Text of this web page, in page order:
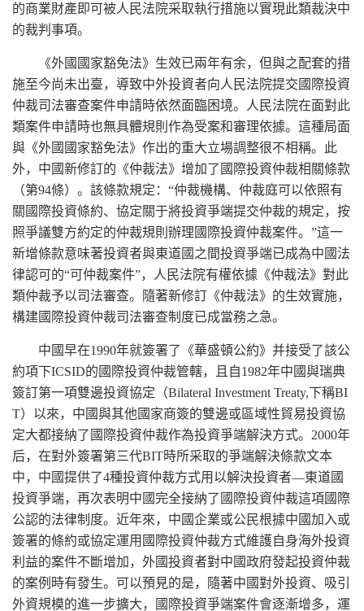
的商業財產即可被人民法院采取執行措施以實現此類裁決中
的裁判事項。
《外國國家豁免法》生效已兩年有余，但與之配套的措
施至今尚未出臺，導致中外投資者向人民法院提交國際投資
仲裁司法審查案件申請時依然面臨困境。人民法院在面對此
類案件申請時也無具體規則作為受案和審理依據。這種局面
與《外國國家豁免法》作出的重大立場調整很不相稱。此
外，中國新修訂的《仲裁法》增加了國際投資仲裁相關條款
（第94條）。該條款規定：“仲裁機構、仲裁庭可以依照有
關國際投資條約、協定關于將投資爭端提交仲裁的規定，按
照爭議雙方約定的仲裁規則辦理國際投資仲裁案件。”這一
新增條款意味著投資者與東道國之間投資爭端已成為中國法
律認可的“可仲裁案件”，人民法院有權依據《仲裁法》對此
類仲裁予以司法審查。隨著新修訂《仲裁法》的生效實施，
構建國際投資仲裁司法審查制度已成當務之急。
中國早在1990年就簽署了《華盛頓公約》并接受了該公
約項下ICSID的國際投資仲裁管轄，且自1982年中國與瑞典
簽訂第一項雙邊投資協定（Bilateral Investment Treaty,下稱BI
T）以來，中國與其他國家商簽的雙邊或區域性貿易投資協
定大都接納了國際投資仲裁作為投資爭端解決方式。2000年
后，在對外簽署第三代BIT時所采取的爭端解決條款文本
中，中國提供了4種投資仲裁方式用以解決投資者—東道國
投資爭端，再次表明中國完全接納了國際投資仲裁這項國際
公認的法律制度。近年來，中國企業或公民根據中國加入或
簽署的條約或協定運用國際投資仲裁方式維護自身海外投資
利益的案件不斷增加，外國投資者對中國政府發起投資仲裁
的案例時有發生。可以預見的是，隨著中國對外投資、吸引
外資規模的進一步擴大，國際投資爭端案件會逐漸增多，運